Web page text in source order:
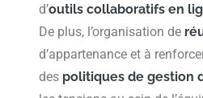
d’outils collaboratifs en
De plus, l’organisation de
d’appartenance et à
des politiques de gestion